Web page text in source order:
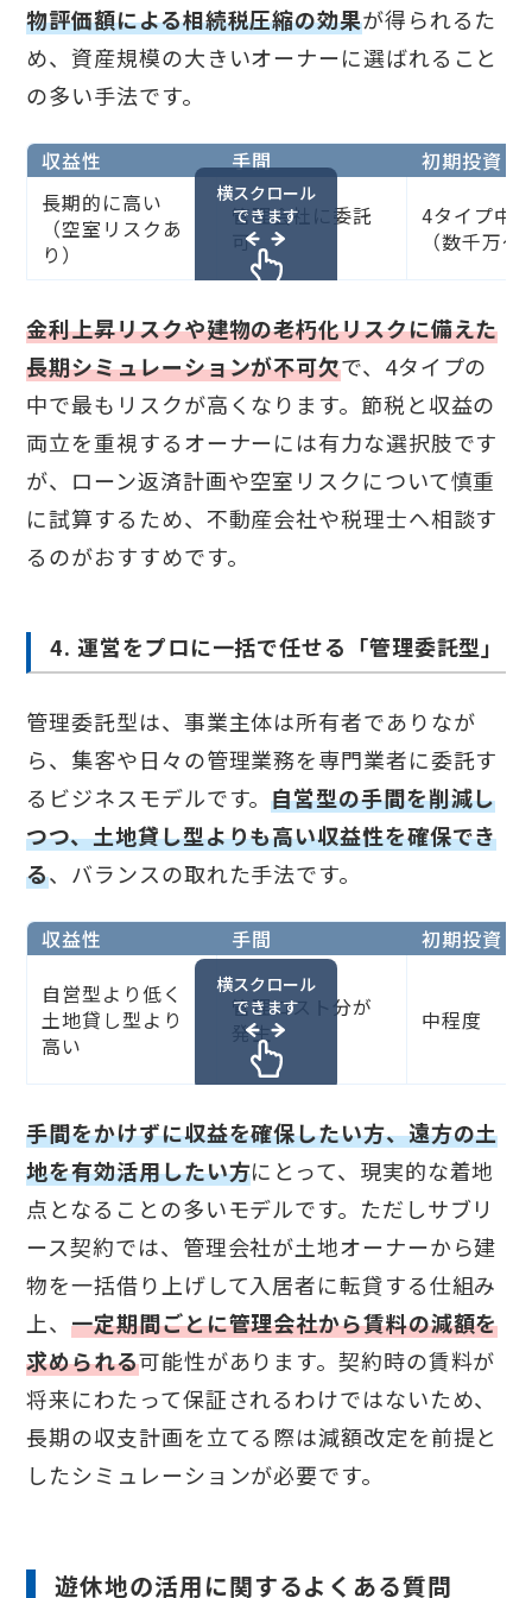
物評価額による相続税圧縮の効果が得られるた
め、資産規模の大きいオーナーに選ばれること
の多い手法です。
収益性 手間
初期投資
長期的に高い
（空室リスクあ
り）
管理会社に委託
可
4タイプ中
（数千万〜
横スクロール
できます
金利上昇リスクや建物の老朽化リスクに備えた
長期シミュレーションが不可欠で、4タイプの
中で最もリスクが高くなります。節税と収益の
両立を重視するオーナーには有力な選択肢です
が、ローン返済計画や空室リスクについて慎重
に試算するため、不動産会社や税理士へ相談す
るのがおすすめです。
4. 運営をプロに一括で任せる「管理委託型」
管理委託型は、事業主体は所有者でありなが
ら、集客や日々の管理業務を専門業者に委託す
るビジネスモデルです。自営型の手間を削減し
つつ、土地貸し型よりも高い収益性を確保でき
る、バランスの取れた手法です。
収益性 手間 初期投資
自営型より低く
土地貸し型より
高い
管理コスト分が
発生
中程度
横スクロール
できます
手間をかけずに収益を確保したい方、遠方の土
地を有効活用したい方にとって、現実的な着地
点となることの多いモデルです。ただしサブリ
ース契約では、管理会社が土地オーナーから建
物を一括借り上げして入居者に転貸する仕組み
上、一定期間ごとに管理会社から賃料の減額を
求められる可能性があります。契約時の賃料が
将来にわたって保証されるわけではないため、
長期の収支計画を立てる際は減額改定を前提と
したシミュレーションが必要です。
遊休地の活用に関するよくある質問